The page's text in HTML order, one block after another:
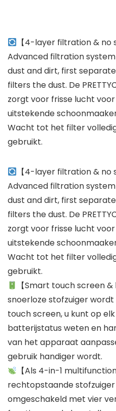
【4-layer filtration & no
Advanced filtration
dust and dirt, first
filters the dust. De
zorgt voor frisse lucht
uitstekende
Wacht tot het filter
gebruikt.
【4-layer filtration & no
Advanced filtration
dust and dirt, first
filters the dust. De
zorgt voor frisse lucht
uitstekende
Wacht tot het filter
gebruikt.
【Smart touch screen
snoerloze stofzuiger
touch screen, u kunt op
batterijstatus weten en
van het apparaat
gebruik handiger wordt.
【Als 4-in-1
rechtopstaande
omgeschakeld met vier